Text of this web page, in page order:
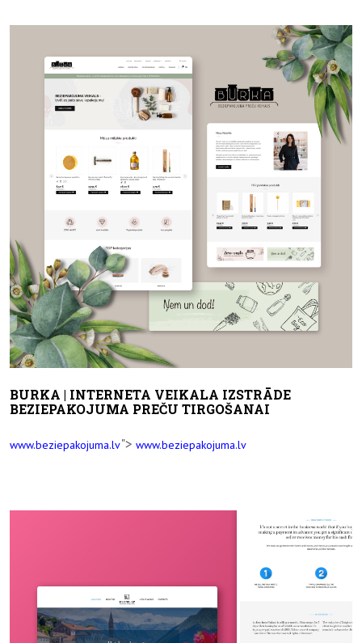
BURKA | INTERNETA VEIKALA IZSTRĀDE
BEZIEPAKOJUMA PREČU TIRGOŠANAI
www.beziepakojuma.lv"> www.beziepakojuma.lv